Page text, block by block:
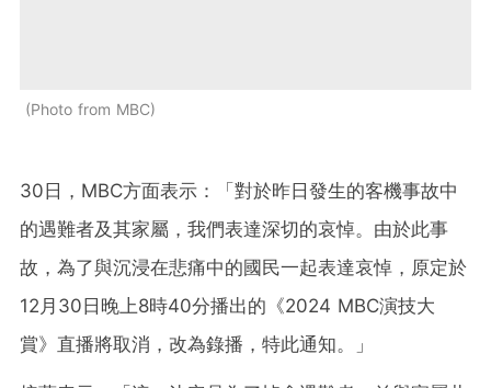
Photo from MBC
30日，MBC方面表示：「對於昨日發生的客機事故中
的遇難者及其家屬，我們表達深切的哀悼。由於此事
故，為了與沉浸在悲痛中的國民一起表達哀悼，原定於
12月30日晚上8時40分播出的《2024 MBC演技大
賞》直播將取消，改為錄播，特此通知。」